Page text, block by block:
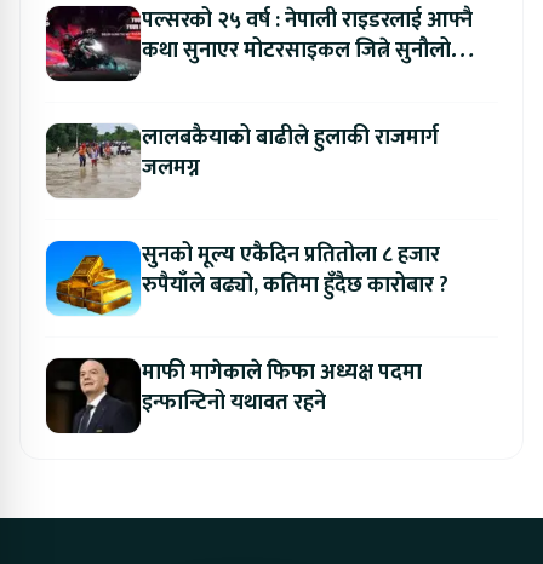
पल्सरको २५ वर्ष : नेपाली राइडरलाई आफ्नै
कथा सुनाएर मोटरसाइकल जित्ने सुनौलो
लालबकैयाको बाढीले हुलाकी राजमार्ग
जलमग्न
सुनको मूल्य एकैदिन प्रतितोला ८ हजार
रुपैयाँले बढ्यो, कतिमा हुँदैछ कारोबार ?
माफी मागेकाले फिफा अध्यक्ष पदमा
इन्फान्टिनो यथावत रहने